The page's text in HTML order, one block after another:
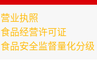
营业执照
食品经营许可证
食品安全监督量化分级